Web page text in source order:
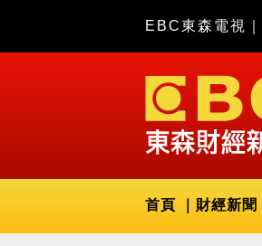
EBC東森電視
首頁 財經新聞